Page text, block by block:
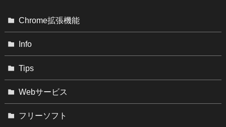
Chrome拡張機能
Info
Tips
Webサービス
フリーソフト